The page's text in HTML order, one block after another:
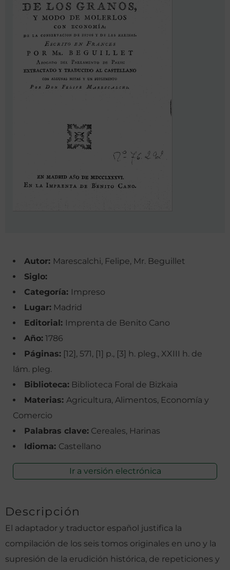
Autor: Marescalchi, Felipe, Mr. Beguillet
Siglo:
Categoría: Impreso
Lugar: Madrid
Editorial: Imprenta de Benito Cano
Año: 1786
Páginas: [12], 571, [1] p., [3] h. pleg., XXIII h. de
lám. pleg.
Biblioteca: Biblioteca Foral de Bizkaia
Materias: Agricultura, Alimentos, Economía y
Comercio
Palabras clave: Cereales, Harinas
Idioma: Castellano
Ir a versión electrónica
Descripción
El adaptador y traductor español justifica la
compilación de los seis tomos originales en uno y la
supresión de la erudición histórica, de repeticiones y